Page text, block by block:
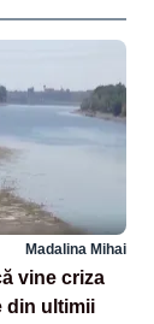
Madalina Mihai
vine criza
din ultimii